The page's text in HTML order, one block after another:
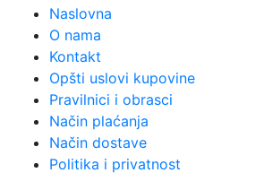
Naslovna
O nama
Kontakt
Opšti uslovi kupovine
Pravilnici i obrasci
Način plaćanja
Način dostave
Politika i privatnost